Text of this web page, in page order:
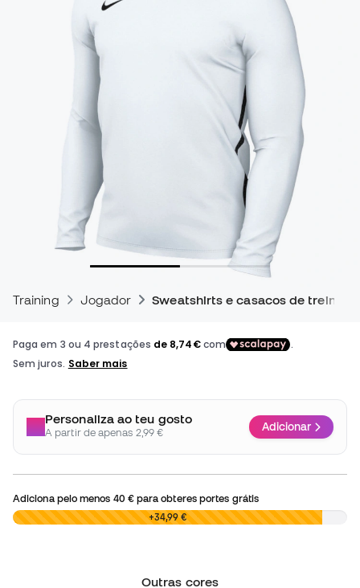
Training Jogador Sweatshirts e casacos de treino
Personaliza ao teu gosto
A partir de apenas 2,99 € Adicionar
Adiciona pelo menos 40 €para obteres portes grátis
0,00 € +34,99 €
Outras cores